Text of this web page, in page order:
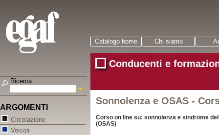
Catalogo home Chi siamo
Conducenti e
Sonnolenza e OSAS -
Corso on line su: sonnolenza e sindrome
(OSAS)
Ricerca
ARGOMENTI
Circolazione
Veicoli